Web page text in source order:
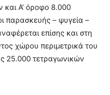
και Α’ όροφο 8.000
παρασκευής – ψυγεία –
επίσης και στη
χώρου περιμετρικά του
25.000 τετραγωνικών